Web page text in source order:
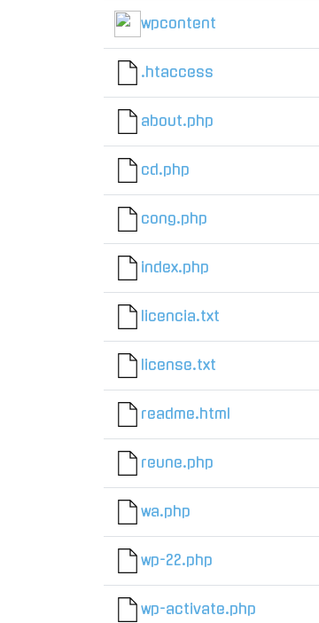
wpcontent
.htaccess
about.php
cd.php
cong.php
index.php
licencia.txt
license.txt
readme.html
reune.php
wa.php
wp-22.php
wp-activate.php